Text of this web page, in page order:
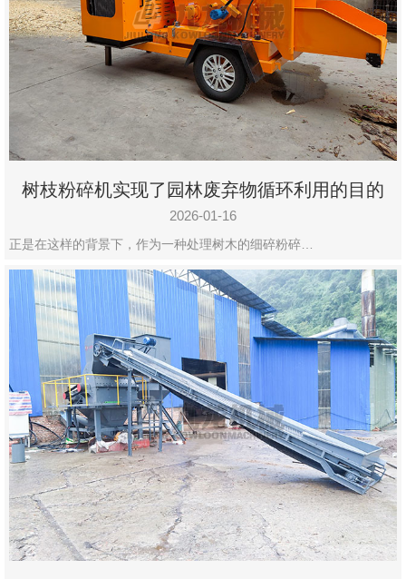
树枝粉碎机实现了园林废弃物循环利用的目的
2026-01-16
正是在这样的背景下，作为一种处理树木的细碎粉碎…